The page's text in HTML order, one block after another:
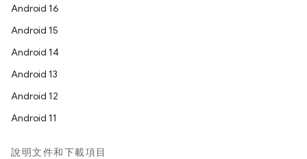
Android 16
Android 15
Android 14
Android 13
Android 12
Android 11
說明文件和下載項目